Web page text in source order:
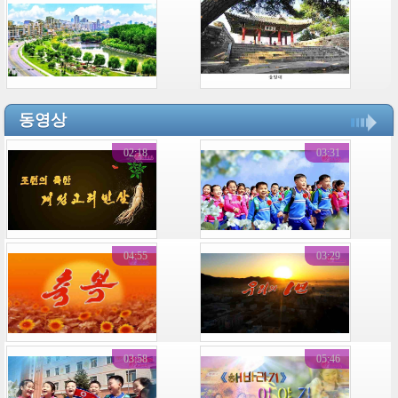
동영상
02:18 03:31
04:55 03:29
03:58 05:46